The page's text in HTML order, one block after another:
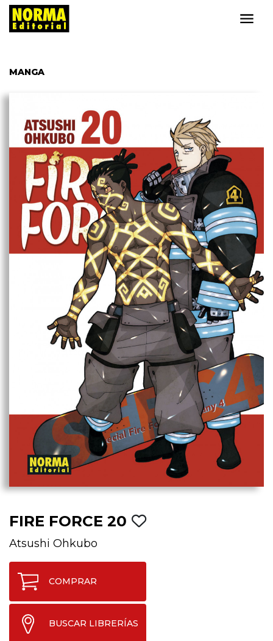
MANGA
FIRE FORCE 20
Atsushi Ohkubo
COMPRAR
BUSCAR LIBRERÍAS